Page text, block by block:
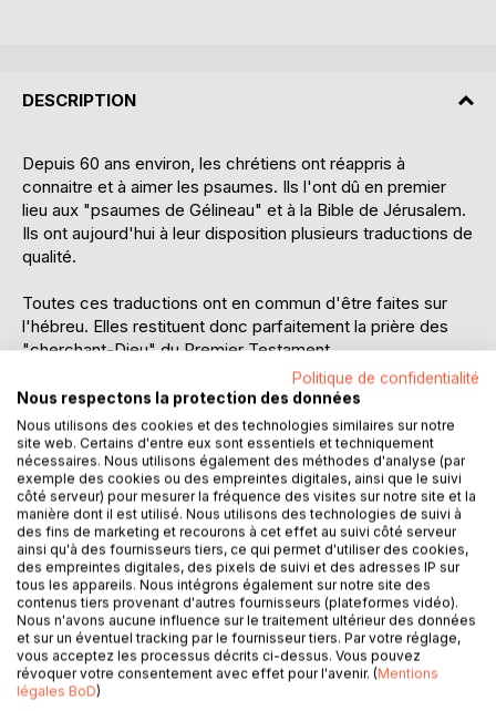
DESCRIPTION
Depuis 60 ans environ, les chrétiens ont réappris à
connaitre et à aimer les psaumes. Ils l'ont dû en premier
lieu aux "psaumes de Gélineau" et à la Bible de Jérusalem.
Ils ont aujourd'hui à leur disposition plusieurs traductions de
qualité.
Toutes ces traductions ont en commun d'être faites sur
l'hébreu. Elles restituent donc parfaitement la prière des
"cherchant-Dieu" du Premier Testament.
Or la "lecture chrétienne" de ces psaumes hébreux n'a
jamais été oubliée (même si elle n'est pas toujours
pratiquée). Et cependant, en utilisant les psaumes hébreux
de manière exclusive, les chrétiens ont peur-être perdu
quelque saveur de leur prière. En effet, s'ils prient Dieu
dans les psaumes, ils n'y rencontrent pas, directement,
Jésus. Peuvent-ils s'y résoudre ?
Il n'en a pas toujours été ainsi. Dans l'Eglise, jusqu'à ces
derniers temps (l'immédiat après-guerre), le texte hébreu
des psaumes ne fut jamais officiellement utilisé mais bien -
pour les Eglises d'Orient, le texte grec de la LXX - et pour
celle d'Occident, les traductions latines sur la LXX, en
particulier la Vulgate, traduites certes sur le grec mais
Politique de confidentialité
Nous respectons la protection des données
Nous utilisons des cookies et des technologies similaires sur notre
site web. Certains d'entre eux sont essentiels et techniquement
nécessaires. Nous utilisons également des méthodes d'analyse (par
exemple des cookies ou des empreintes digitales, ainsi que le suivi
côté serveur) pour mesurer la fréquence des visites sur notre site et la
manière dont il est utilisé. Nous utilisons des technologies de suivi à
des fins de marketing et recourons à cet effet au suivi côté serveur
ainsi qu'à des fournisseurs tiers, ce qui permet d'utiliser des cookies,
des empreintes digitales, des pixels de suivi et des adresses IP sur
tous les appareils. Nous intégrons également sur notre site des
contenus tiers provenant d'autres fournisseurs (plateformes vidéo).
Nous n'avons aucune influence sur le traitement ultérieur des données
et sur un éventuel tracking par le fournisseur tiers. Par votre réglage,
vous acceptez les processus décrits ci-dessus. Vous pouvez
révoquer votre consentement avec effet pour l'avenir. (Mentions
légales BoD)